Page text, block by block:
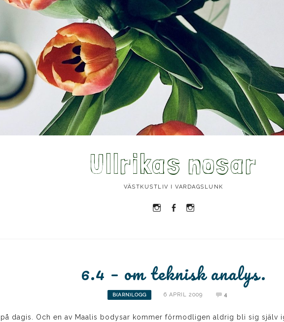
Ullrikas nosar
VÄSTKUSTLIV I VARDAGSLUNK
Instagram
Facebook
6.4 – om teknisk analys.
B(ARN)LOGG 6 APRIL 2009 4
dagis. Och en av Maalis bodysar kommer förmodligen aldrig bli sig själv